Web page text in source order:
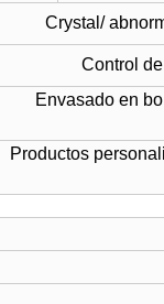
Crystal/
Control
Envasado en
Productos